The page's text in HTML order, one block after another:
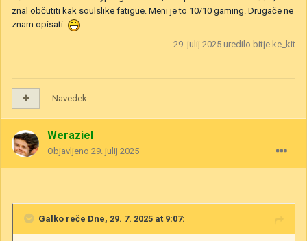
znal občutiti kak soulslike fatigue. Meni je to 10/10 gaming. Drugače ne
znam opisati.
29. julij 2025 uredilo bitje ke_kit
Navedek
Weraziel
Objavljeno 29. julij 2025
Galko reče Dne, 29. 7. 2025 at 9:07: